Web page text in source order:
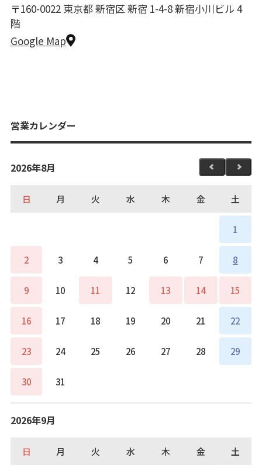
〒160-0022 東京都 新宿区 新宿 1-4-8 新宿小川ビル 4
階
Google Map
営業カレンダー
2026年8月
日 月 火 水 木 金 土
1
2 3 4 5 6 7 8
9 10 11 12 13 14 15
16 17 18 19 20 21 22
23 24 25 26 27 28 29
30 31
2026年9月
日 月 火 水 木 金 土